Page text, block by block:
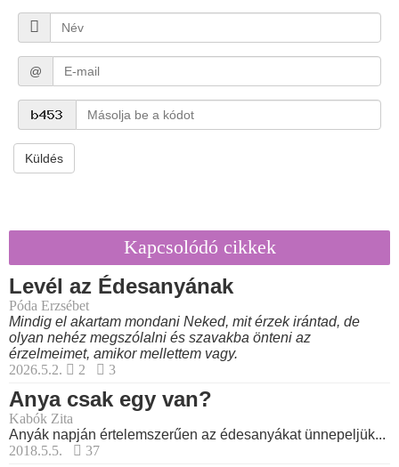
@
Küldés
Kapcsolódó cikkek
Levél az Édesanyának
Póda Erzsébet
Mindig el akartam mondani Neked, mit érzek irántad, de
olyan nehéz megszólalni és szavakba önteni az
érzelmeimet, amikor mellettem vagy.
2026.5.2.
2 3
Anya csak egy van?
Kabók Zita
Anyák napján értelemszerűen az édesanyákat ünnepeljük...
2018.5.5.
37